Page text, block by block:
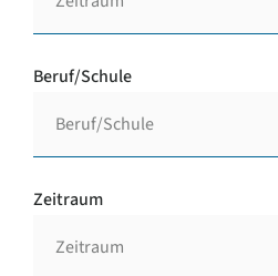
Beruf/Schule
Zeitraum